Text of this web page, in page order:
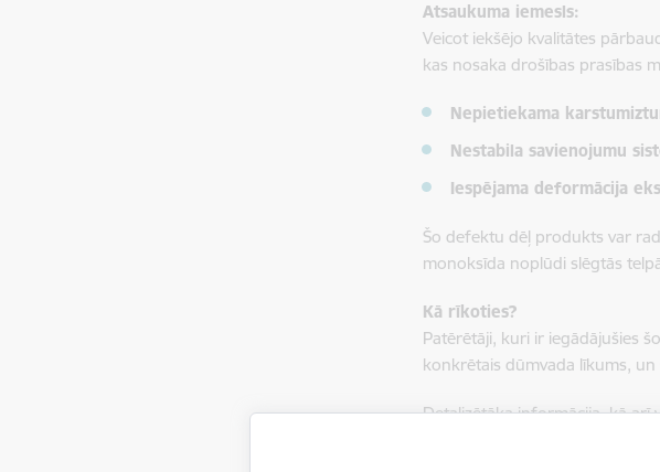
Atsaukuma iemesls:
Veicot iekšējo kvalitātes
kas nosaka drošības prasības
Nepietiekama
Nestabila savienojumu
Iespējama deformācija
Šo defektu dēļ produkts var
monoksīda noplūdi slēgtās
Kā rīkoties?
Patērētāji, kuri ir iegādājušies
konkrētais dūmvada līkums,
Detalizētāka informācija, kā arī